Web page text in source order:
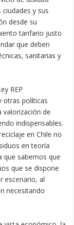
y sus
desde su
tarifario justo
que deben
sanitarias y
REP
otras políticas
valorización de
indispensables.
en Chile no
en teoría
que sabemos que
que se dispone
escenario, al
necesitando